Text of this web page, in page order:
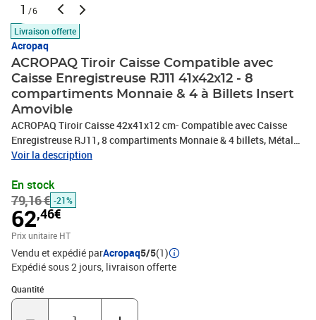
1 /6
Livraison offerte
Acropaq
ACROPAQ Tiroir Caisse Compatible avec
Caisse Enregistreuse RJ11 41x42x12 - 8
compartiments Monnaie & 4 à Billets Insert
Amovible
ACROPAQ Tiroir Caisse 42x41x12 cm- Compatible avec Caisse
Enregistreuse RJ11, 8 compartiments Monnaie & 4 billets, Métal
Robuste. Le tiroir-caisse ACROPAQ offre une solution robuste et
métallique durable, des options d’ouverture flexibles et un
agencement pratique, il garantit un stockage sécurisé et efficace
de l’argent.Informations sur le produit : - Matériau : Boîtier
métallique - Ouverture : Électronique (RJ11, 24V) ou manuelle
(clé) - Verrouillage : 3 positions (manuel, fermé, veille) -
Disposition des compartiments : 8 compartiments à pièces
(amovibles), 4 compartiments à billets - Fentes pour supports : 2
pour les reçus ou les gros billets-Dimensions : 410 x 415 x 115
mm- Poids : 6,5 kg- Couleur : noir -Câble : 1,5 m RJ11 inclus
Voir la description
En stock
79,16 € -21%
62,46€
Prix unitaire HT
Vendu et expédié parAcropaq5/5(1)
Expédié sous 2 jours livraison offerte
Quantité
Quantité : 1